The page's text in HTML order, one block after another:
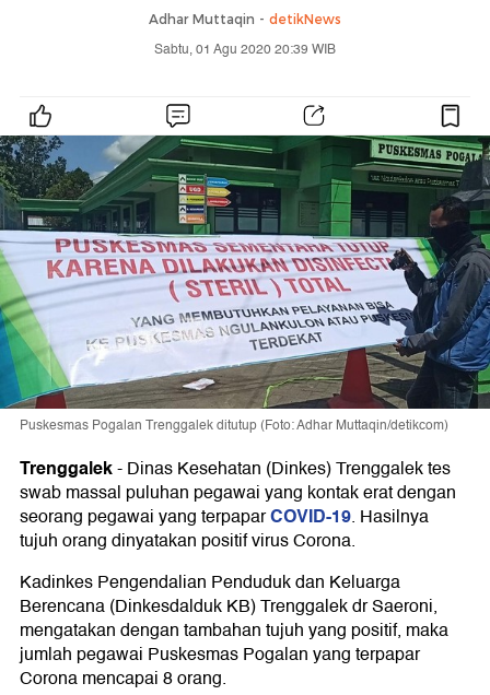
Adhar Muttaqin - detikNews
Sabtu, 01 Agu 2020 20:39 WIB
Puskesmas Pogalan Trenggalek ditutup (Foto: Adhar Muttaqin/detikcom)
Trenggalek-Dinas Kesehatan (Dinkes) Trenggalek tes
swab massal puluhan pegawai yang kontak erat dengan
seorang pegawai yang terpaparCOVID-19. Hasilnya
tujuh orang dinyatakan positif virus Corona.
Kadinkes Pengendalian Penduduk dan Keluarga
Berencana (Dinkesdalduk KB) Trenggalek dr Saeroni,
mengatakan dengan tambahan tujuh yang positif, maka
jumlah pegawai Puskesmas Pogalan yang terpapar
Corona mencapai 8 orang.